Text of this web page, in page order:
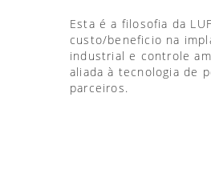
Esta é a filosofia da
custo/beneficio na
industrial e controle
aliada à tecnologia de
parceiros.